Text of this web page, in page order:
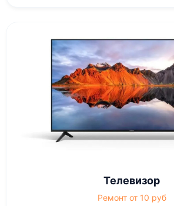
Телевизор
Ремонт от 10 руб